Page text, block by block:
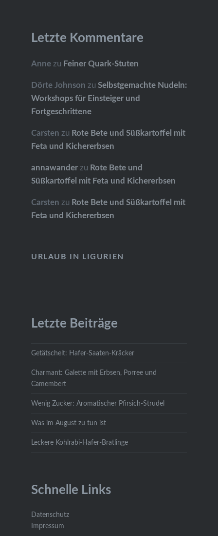
Letzte Kommentare
Annezu Feiner Quark-Stuten
Dörte Johnson zu Selbstgemachte Nudeln:
Workshops für Einsteiger und
Fortgeschrittene
Carsten zu Rote Bete und Süßkartoffel mit
Feta und Kichererbsen
annawanderzu Rote Bete und
Süßkartoffel mit Feta und Kichererbsen
Carsten zu Rote Bete und Süßkartoffel mit
Feta und Kichererbsen
URLAUB IN LIGURIEN
Letzte Beiträge
Getätschelt: Hafer-Saaten-Kräcker
Charmant: Galette mit Erbsen, Porree und
Camembert
Wenig Zucker: Aromatischer Pfirsich-Strudel
Was im August zu tun ist
Leckere Kohlrabi-Hafer-Bratlinge
Schnelle Links
Datenschutz
Impressum